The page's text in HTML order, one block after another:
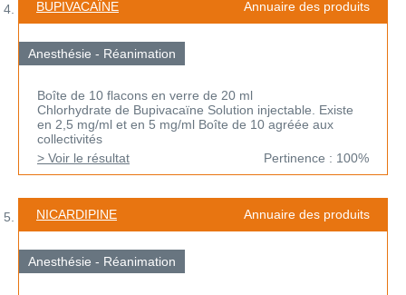
BUPIVACAÏNE Annuaire des produits
Anesthésie - Réanimation
Boîte de 10 flacons en verre de 20 ml
Chlorhydrate de Bupivacaïne Solution injectable. Existe
en 2,5 mg/ml et en 5 mg/ml Boîte de 10 agréée aux
collectivités
> Voir le résultat
Pertinence : 100%
NICARDIPINE Annuaire des produits
Anesthésie - Réanimation